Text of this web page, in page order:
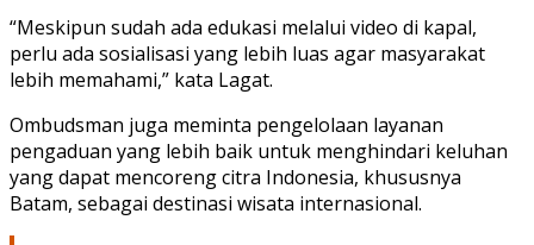
“Meskipun sudah ada edukasi melalui video di kapal,
perlu ada sosialisasi yang lebih luas agar masyarakat
lebih memahami,” kata Lagat.
Ombudsman juga meminta pengelolaan layanan
pengaduan yang lebih baik untuk menghindari keluhan
yang dapat mencoreng citra Indonesia, khususnya
Batam, sebagai destinasi wisata internasional.